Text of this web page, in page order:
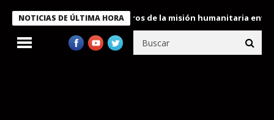
NOTICIAS DE ÚLTIMA HORA
condecora a miembros de la misión humanitaria enviada a